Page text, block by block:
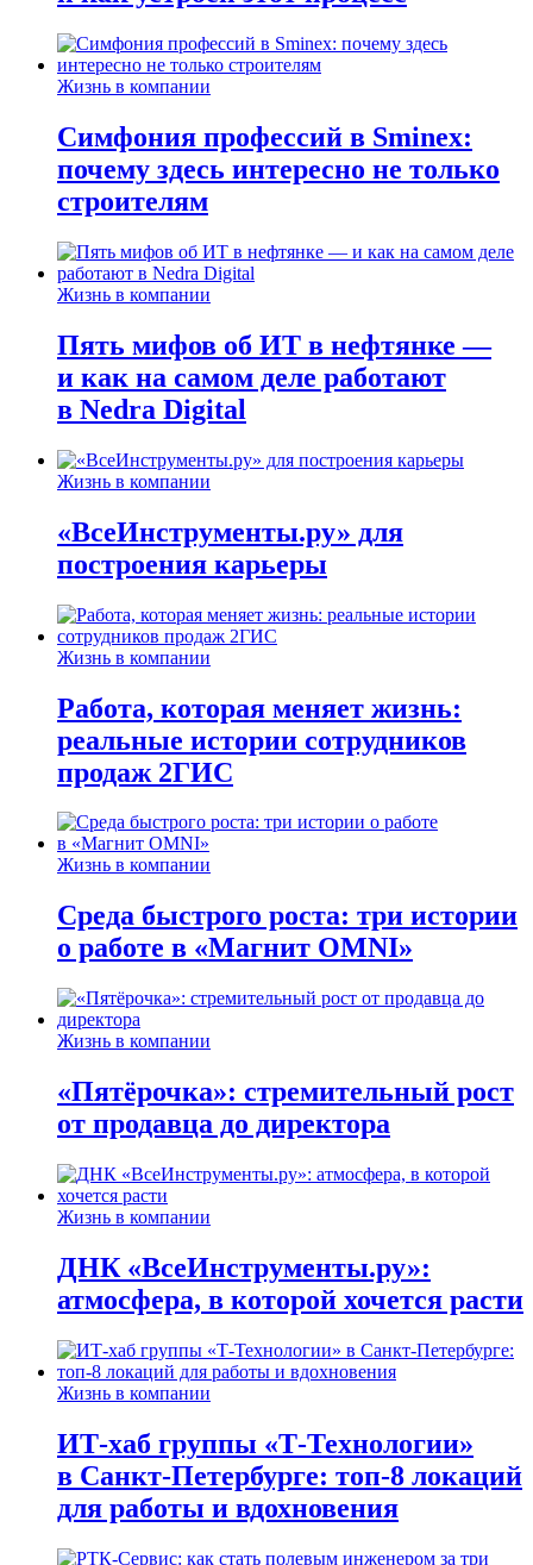
Жизнь в компании
Симфония профессий в Sminex:
почему здесь интересно не только
строителям
Жизнь в компании
Пять мифов об ИТ в нефтянке —
и как на самом деле работают
в Nedra Digital
Жизнь в компании
«ВсеИнструменты.ру» для
построения карьеры
Жизнь в компании
Работа, которая меняет жизнь:
реальные истории сотрудников
продаж 2ГИС
Жизнь в компании
Среда быстрого роста: три истории
о работе в «Магнит OMNI»
Жизнь в компании
«Пятёрочка»: стремительный рост
от продавца до директора
Жизнь в компании
ДНК «ВсеИнструменты.ру»:
атмосфера, в которой хочется расти
Жизнь в компании
ИТ-хаб группы «Т-Технологии»
в Санкт-Петербурге: топ-8 локаций
для работы и вдохновения